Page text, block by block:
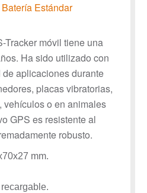
Estándar
Tracker móvil tiene una
Ha sido utilizado con
aplicaciones durante
placas vibratorias,
vehículos o en animales
GPS es resistente al
robusto.
mm.